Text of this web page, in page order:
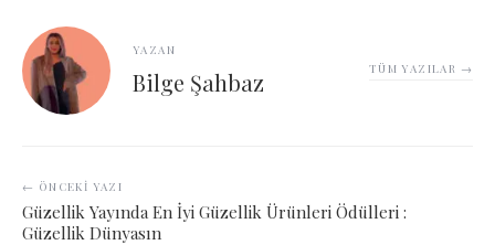
YAZAN
Bilge Şahbaz TÜM YAZILAR →
← ÖNCEKI YAZI
Güzellik Yayında En İyi Güzellik Ürünleri Ödülleri :
Güzellik Dünyasın